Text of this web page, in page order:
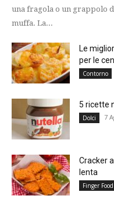
una fragola o un grappolo
muffa. La...
Le
per le
Contorno
5 ricette
Dolci 7
Cracker
lenta
Finger Food